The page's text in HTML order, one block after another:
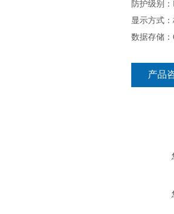
防护级别
显示方式
数据存储
产品